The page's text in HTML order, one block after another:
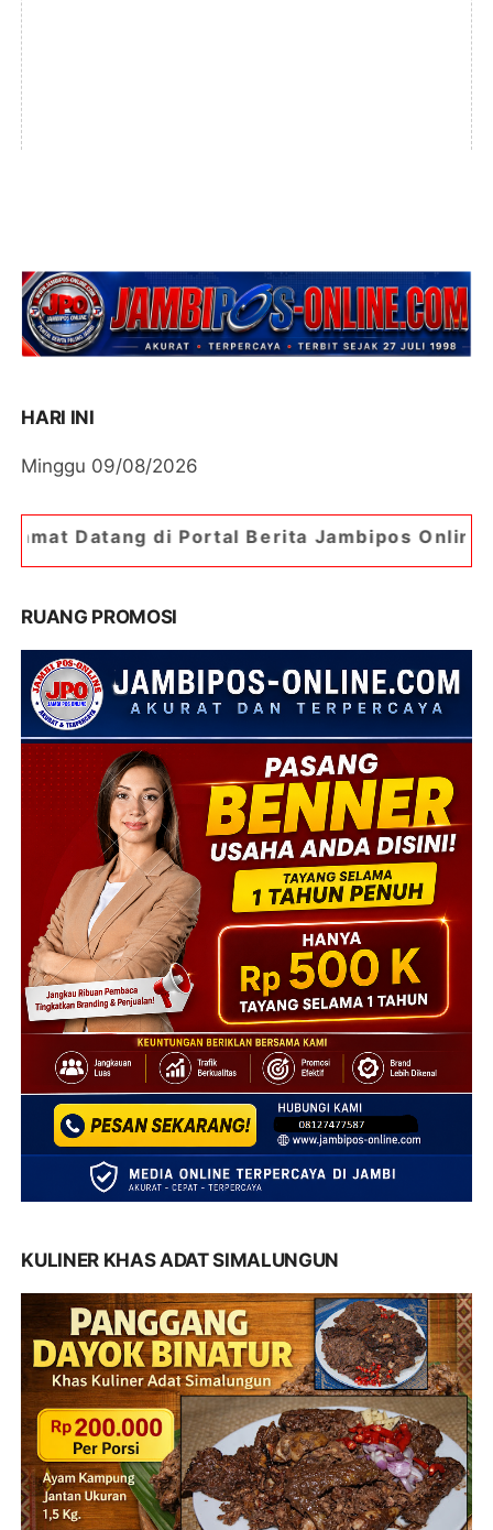
HARI INI
Minggu 09/08/2026
Portal Berita Jambipos Online. Portal Berita
RUANG PROMOSI
KULINER KHAS ADAT SIMALUNGUN